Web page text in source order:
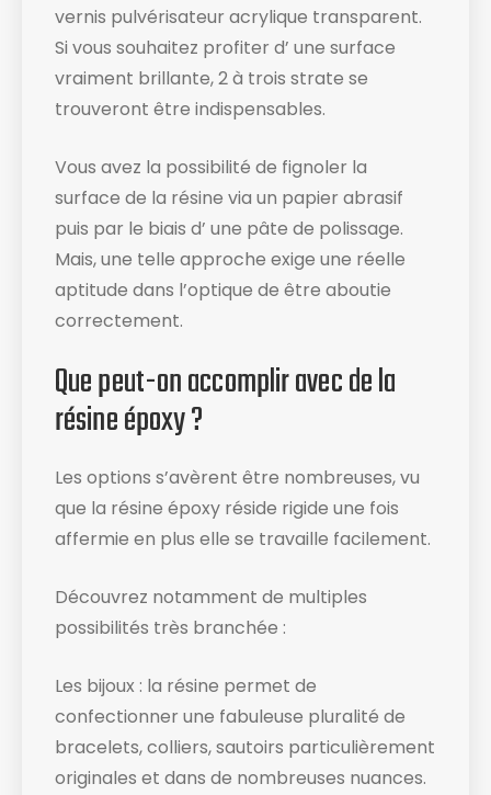
vernis pulvérisateur acrylique transparent.
Si vous souhaitez profiter d’ une surface
vraiment brillante, 2 à trois strate se
trouveront être indispensables.
Vous avez la possibilité de fignoler la
surface de la résine via un papier abrasif
puis par le biais d’ une pâte de polissage.
Mais, une telle approche exige une réelle
aptitude dans l’optique de être aboutie
correctement.
Que peut-on accomplir avec de la
résine époxy ?
Les options s’avèrent être nombreuses, vu
que la résine époxy réside rigide une fois
affermie en plus elle se travaille facilement.
Découvrez notamment de multiples
possibilités très branchée :
Les bijoux : la résine permet de
confectionner une fabuleuse pluralité de
bracelets, colliers, sautoirs particulièrement
originales et dans de nombreuses nuances.